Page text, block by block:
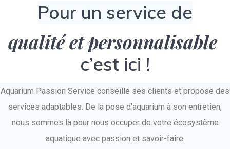
Pour un service de
qualité et personnalisable
c’est ici !
Aquarium Passion Service conseille ses clients et propose des
services adaptables. De la pose d’aquarium à son entretien,
nous sommes là pour nous occuper de votre écosystème
aquatique avec passion et savoir-faire.